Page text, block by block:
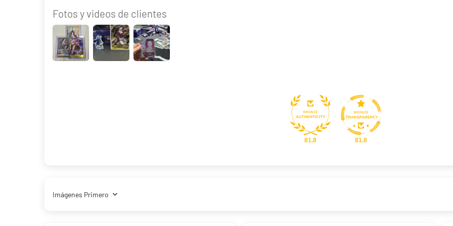
Fotos y videos de clientes
81.8 81.8
Sort by